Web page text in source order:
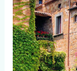
Lacio
y
Campania